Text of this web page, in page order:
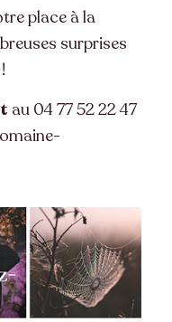
place à la
surprises
au 04 77 52 22 47